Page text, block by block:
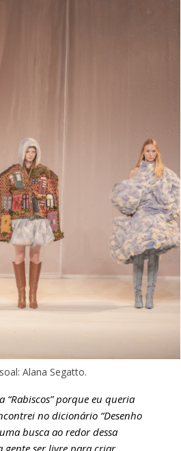
Alana Segatto.
“Rabiscos” porque eu queria
no dicionário “Desenho
busca ao redor dessa
gente ser livre para criar